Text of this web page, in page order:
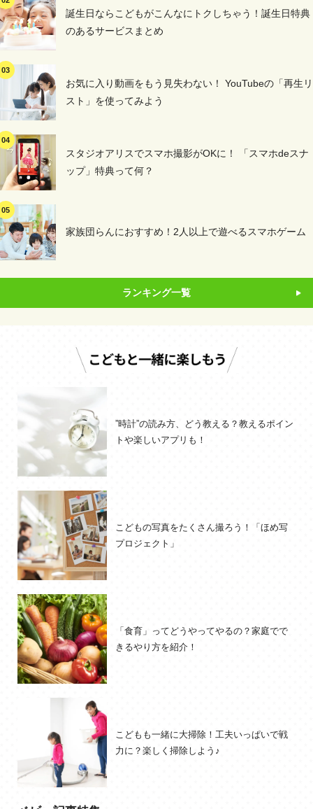
誕生日ならこどもがこんなにトクしちゃう！誕生日特典
のあるサービスまとめ
お気に入り動画をもう見失わない！ YouTubeの「再生リ
スト」を使ってみよう
スタジオアリスでスマホ撮影がOKに！ 「スマホdeスナ
ップ」特典って何？
家族団らんにおすすめ！2人以上で遊べるスマホゲーム
ランキング一覧
”時計”の読み方、どう教える？教えるポイン
トや楽しいアプリも！
こどもの写真をたくさん撮ろう！「ほめ写
プロジェクト」
「食育」ってどうやってやるの？家庭でで
きるやり方を紹介！
こどもも一緒に大掃除！工夫いっぱいで戦
力に？楽しく掃除しよう♪